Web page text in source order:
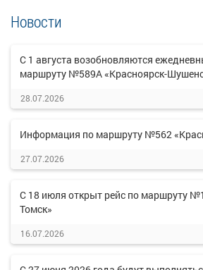
Новости
С 1 августа возобновляются
маршруту №589А «Красноярск-
28.07.2026
Информация по маршруту №562
27.07.2026
С 18 июля открыт рейс по маршруту
Томск»
16.07.2026